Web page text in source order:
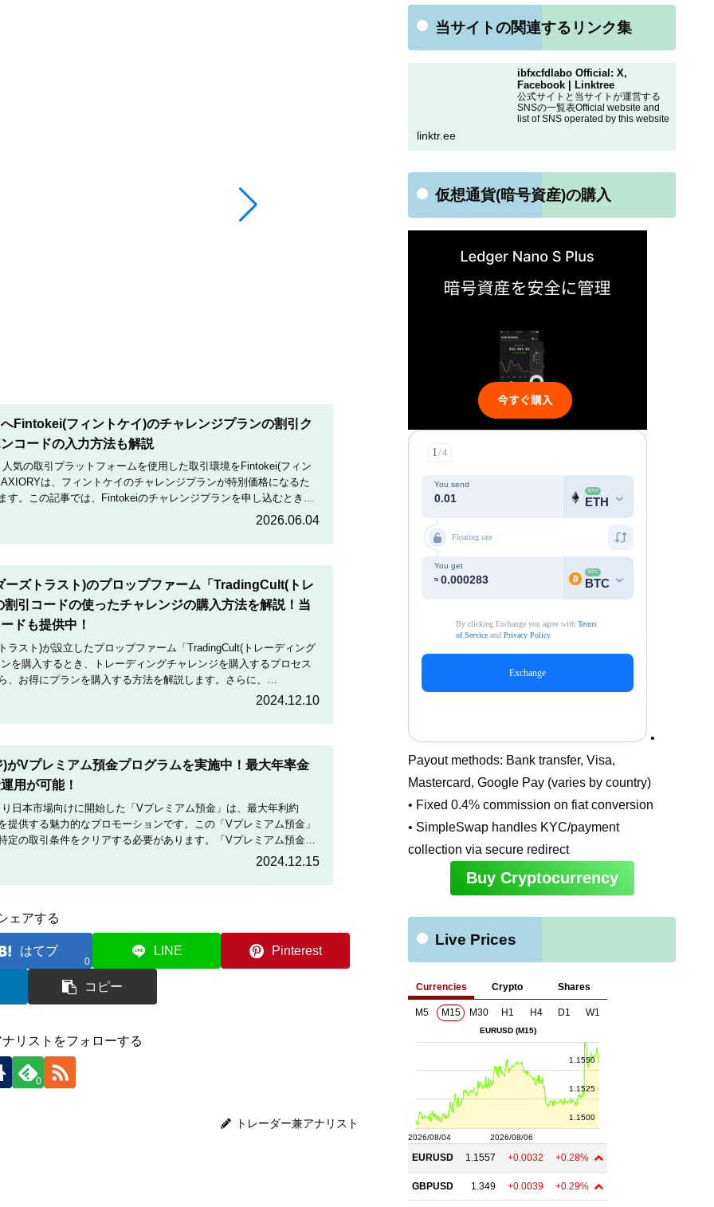
Fintokei(フィントケイ)のチャレンジプランの割引ク
コードの入力方法も解説
気の取引プラットフォームを使用した取引環境をFintokei(フィン
は、フィントケイのチャレンジプランが特別価格になるた
す。この記事では、Fintokeiのチャレンジプランを申し込むときの
2026.06.04
ズトラスト)のプロップファーム「TradingCult(トレ
割引コードの使ったチャレンジの購入方法を解説！当
ドも提供中！
ラスト)が設立したプロップファーム「TradingCult(トレーディング
を購入するとき、トレーディングチャレンジを購入するプロセス
、お得にプランを購入する方法を解説します。さらに、
施している割引コードとお得な割引コードを紹介します。2024.12.10
がVプレミアム預金プログラムを実施中！最大年率金
用が可能！
日本市場向けに開始した「Vプレミアム預金」は、最大年利約
提供する魅力的なプロモーションです。この「Vプレミアム預金」
定の取引条件をクリアする必要があります。「Vプレミアム預金」
しっかりと読んで、条件をよく確認した後で参加しましょう。
2024.12.15
ェアする
はてブ
0
LINE Pinterest
コピー
ナリストをフォローする
0
トレーダー兼アナリスト
当サイトの関連するリンク集
ibfxcfdlabo Official: X,
Facebook | Linktree
公式サイトと当サイトが運営する
SNSの一覧表Official website and
list of SNS operated by this website
linktr.ee
仮想通貨(暗号資産)の購入
•
Payout methods: Bank transfer, Visa,
Mastercard, Google Pay (varies by country)
• Fixed 0.4% commission on fiat conversion
• SimpleSwap handles KYC/payment
collection via secure redirect
Buy Cryptocurrency
Live Prices